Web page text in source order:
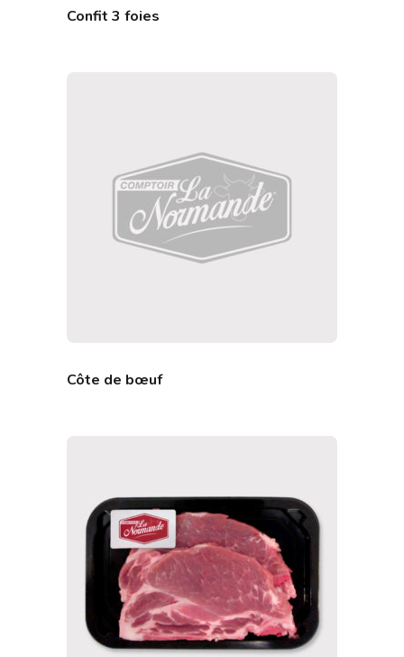
Confit 3 foies
Côte de bœuf